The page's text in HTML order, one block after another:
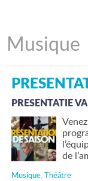
Musique
PRESENTATIE
de
Musique, Théâtre